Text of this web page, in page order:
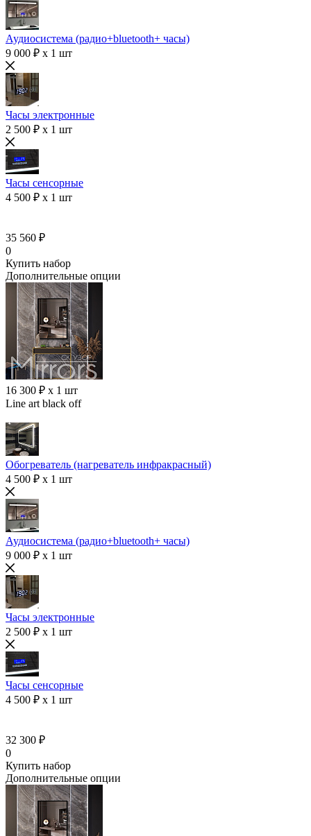
Аудиосистема (радио+bluetooth+ часы)
9 000 ₽ x 1 шт
Часы электронные
2 500 ₽ x 1 шт
Часы сенсорные
4 500 ₽ x 1 шт
35 560 ₽
0
Купить набор
Дополнительные опции
16 300 ₽ x 1 шт
Line art black off
Обогреватель (нагреватель инфракрасный)
4 500 ₽ x 1 шт
Аудиосистема (радио+bluetooth+ часы)
9 000 ₽ x 1 шт
Часы электронные
2 500 ₽ x 1 шт
Часы сенсорные
4 500 ₽ x 1 шт
32 300 ₽
0
Купить набор
Дополнительные опции